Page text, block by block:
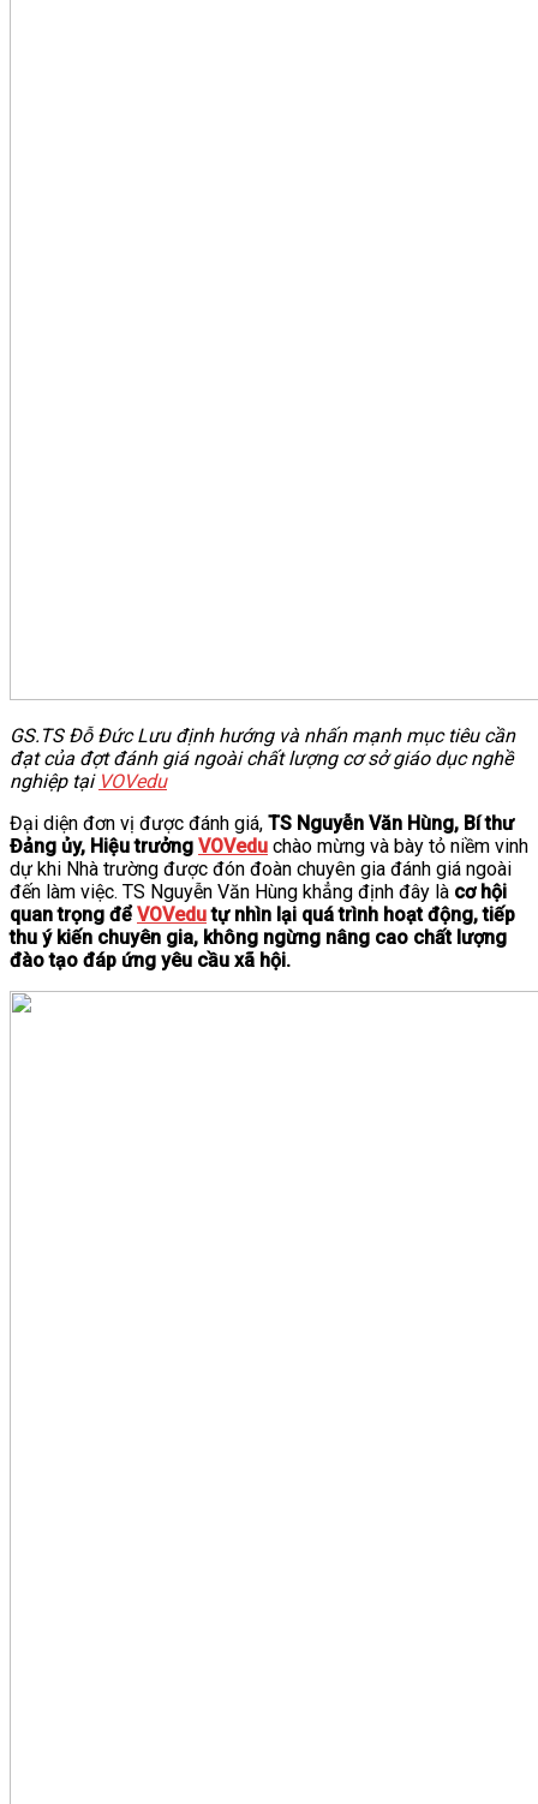
GS.TS Đỗ Đức Lưu định hướng và nhấn mạnh mục tiêu cần
đạt của đợt đánh giá ngoài chất lượng cơ sở giáo dục nghề
nghiệp tại VOVedu
Đại diện đơn vị được đánh giá, TS Nguyễn Văn Hùng, Bí thư
Đảng ủy, Hiệu trưởng VOVedu chào mừng và bày tỏ niềm vinh
dự khi Nhà trường được đón đoàn chuyên gia đánh giá ngoài
đến làm việc. TS Nguyễn Văn Hùng khẳng định đây là cơ hội
quan trọng đểVOVedutự nhìn lại quá trình hoạt động, tiếp
thu ý kiến chuyên gia, không ngừng nâng cao chất lượng
đào tạo đáp ứng yêu cầu xã hội.